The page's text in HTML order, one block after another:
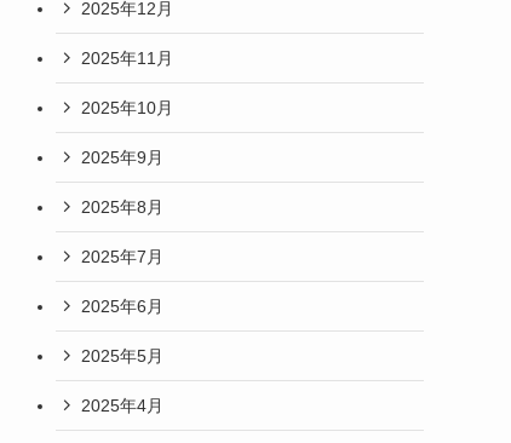
2025年12月
2025年11月
2025年10月
2025年9月
2025年8月
2025年7月
2025年6月
2025年5月
2025年4月